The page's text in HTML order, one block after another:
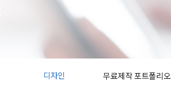
디자인 무료제작 포트폴리오